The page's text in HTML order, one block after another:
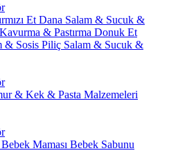
Et Dana Salam & Sucuk &
& Pastırma Donuk Et
& Sosis Piliç Salam & Sucuk &
& Kek & Pasta Malzemeleri
Bebek Maması Bebek Sabunu